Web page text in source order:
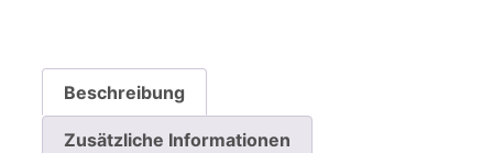
Beschreibung
Zusätzliche Informationen